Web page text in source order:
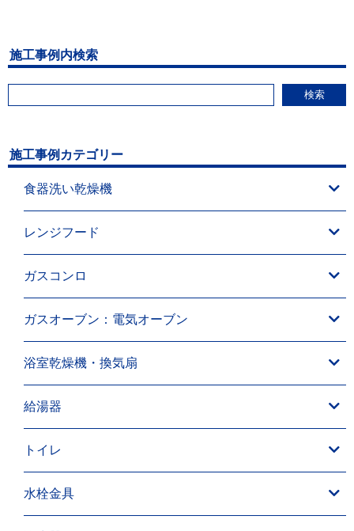
施工事例内検索
検索
施工事例カテゴリー
食器洗い乾燥機
レンジフード
ガスコンロ
ガスオーブン：電気オーブン
浴室乾燥機・換気扇
給湯器
トイレ
水栓金具